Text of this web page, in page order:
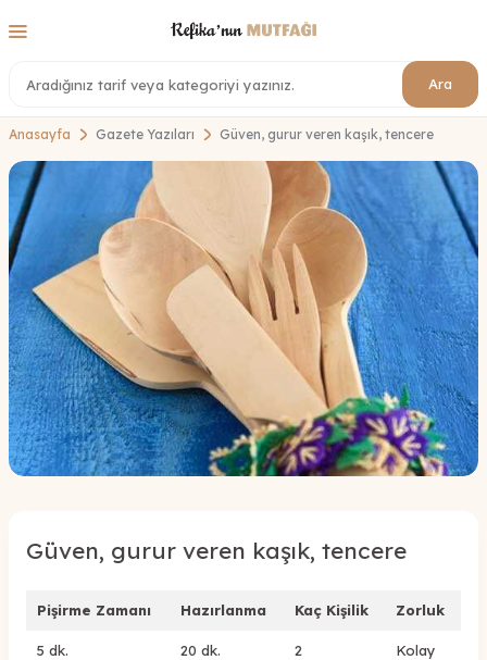
Ara
Anasayfa Gazete Yazıları Güven, gurur veren kaşık, tencere
Güven, gurur veren kaşık, tencere
Pişirme Zamanı Hazırlanma Kaç Kişilik Zorluk
5 dk. 20 dk. 2 Kolay